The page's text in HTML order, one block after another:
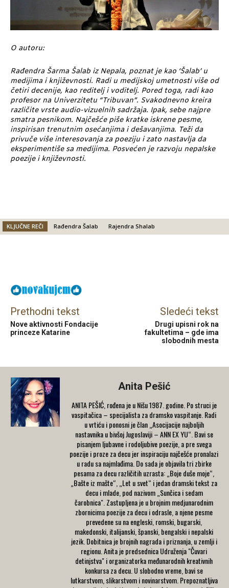
O autoru:
Rađendra Šarma Šalab iz Nepala, poznat je kao ‘Šalab’ u
medijima i književnosti. Radi u medijskoj umetnosti više od
četiri decenije, kao reditelj i voditelj. Pored toga, radi kao
profesor na Univerzitetu “Tribuvan”. Svakodnevno kreira
različite vrste audio-vizuelnih sadržaja. Ipak, sebe najpre
smatra pesnikom. Najčešće piše kratke iskrene pesme,
inspirisan trenutnim osećanjima i dešavanjima. Teži da
privuče više interesovanja za poeziju i zato nastavlja da
eksperimentiše sa medijima. Posvećen je razvoju nepalske
poezije i književnosti.
KLJUČNE REČI Rađendra Šalab Rajendra Shalab
Prethodni tekst
Nove aktivnosti Fondacije
princeze Katarine
Sledeći tekst
Drugi upisni rok na
fakultetima – gde ima
slobodnih mesta
Anita Pešić
ANITA PEŠIĆ, rođena je u Nišu 1987. godine. Po struci je
vaspitačica – specijalista za dramsko vaspitanje. Radi
u vrtiću i ponosni je član „Asocijacije najboljih
nastavnika u bivšoj Jugoslaviji – ANN EX YU“. Bavi se
pisanjem ljubavne i rodoljubive poezije, a pre svega
poezije i proze za decu jer inspiraciju najčešće pronalazi
u radu sa najmlađima. Do sada je objavila tri zbirke
pesama za decu različitih uzrasta: „Boje duše moje“,
„Bašte iz mašte“, „Let u svet“ i jedan dramski tekst za
decu i mlade, pod nazivom „Sunčica i sedam
čarobnica". Zastupljena je u brojnim medjunarodnim
zbornicima poezije za decu i odrasle, a njene pesme
prevedene su na engleski, romski, bugarski,
makedonski, italijanski, španski, bengalski i nepalski
jezik. Dobitnica je brojnih nagrada i priznanja, u zemlji i
regionu. Anita je predsednica Udruženja "Čuvari
detinjstva" i organizatorka međunarodnih kreativnih
konkursa za decu. U slobodno vreme, bavi se
lutkarstvom, slikarstvom i novinarstvom. Prepoznatljiva